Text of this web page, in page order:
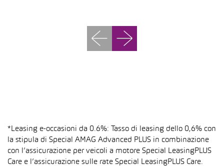
*Leasing e-occasioni da 0.6%: Tasso di leasing dello 0,6% con
la stipula di Special AMAG Advanced PLUS in combinazione
con l’assicurazione per veicoli a motore Special LeasingPLUS
Care e l’assicurazione sulle rate Special LeasingPLUS Care.